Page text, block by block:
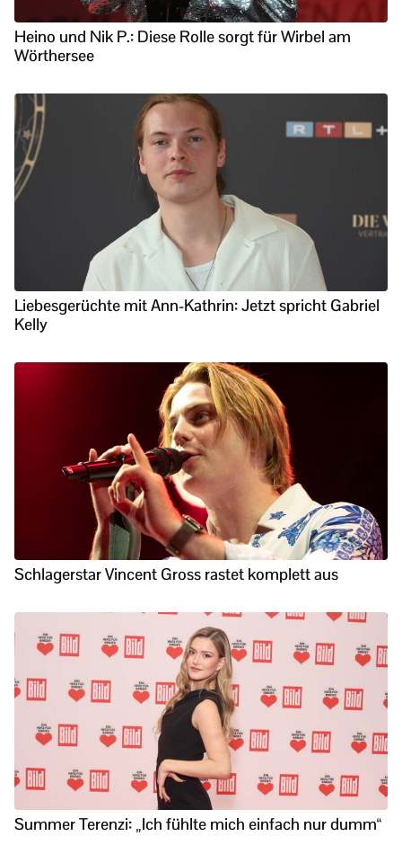
Heino und Nik P.: Diese Rolle sorgt für Wirbel am
Wörthersee
Liebesgerüchte mit Ann-Kathrin: Jetzt spricht Gabriel
Kelly
Schlagerstar Vincent Gross rastet komplett aus
Summer Terenzi: „Ich fühlte mich einfach nur dumm“